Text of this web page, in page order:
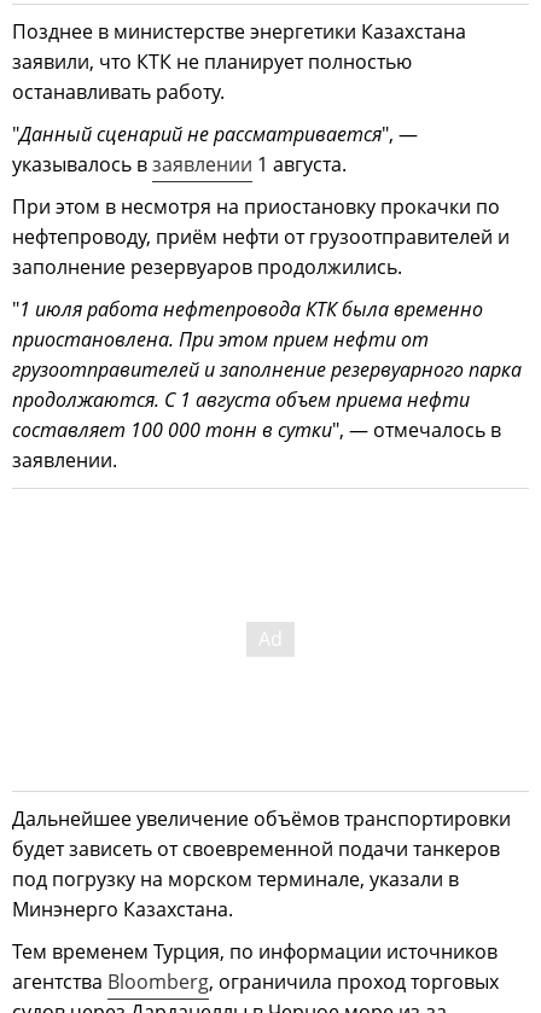
Позднее в министерстве энергетики Казахстана
заявили, что КТК не планирует полностью
останавливать работу.
"Данный сценарий не рассматривается", —
указывалось взаявлении 1 августа.
При этом в несмотря на приостановку прокачки по
нефтепроводу, приём нефти от грузоотправителей и
заполнение резервуаров продолжились.
"1 июля работа нефтепровода КТК была временно
приостановлена. При этом прием нефти от
грузоотправителей и заполнение резервуарного парка
продолжаются. С 1 августа объем приема нефти
составляет 100 000 тонн в сутки", — отмечалось в
заявлении.
Дальнейшее увеличение объёмов транспортировки
будет зависеть от своевременной подачи танкеров
под погрузку на морском терминале, указали в
Минэнерго Казахстана.
Тем временем Турция, по информации источников
агентства Bloomberg, ограничила проход торговых